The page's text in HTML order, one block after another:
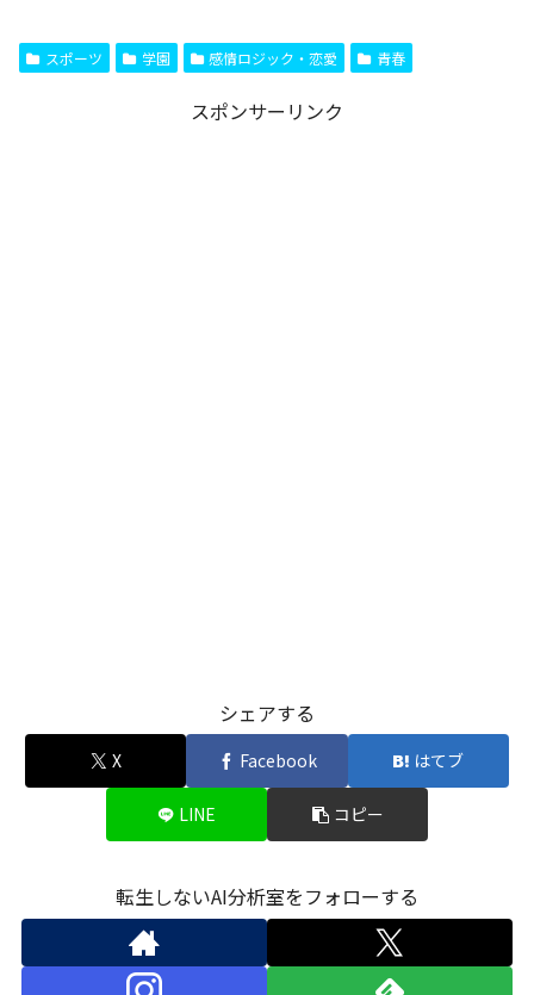
スポーツ 学園 感情ロジック・恋愛 青春
スポンサーリンク
シェアする
X Facebook はてブ
LINE コピー
転生しないAI分析室をフォローする